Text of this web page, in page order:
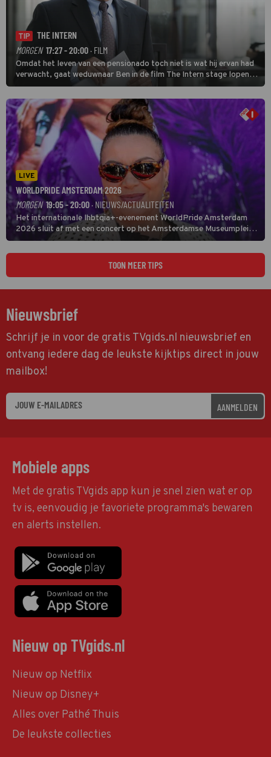
TIP
THE INTERN
MORGEN 17:27 - 20:00· FILM
Omdat het leven van een pensionado toch niet is wat hij ervan had
verwacht, gaat weduwnaar Ben in de film The Intern stage lopen
bij de hippe webwinkel van Jules, wat een gouden zet blijkt te zijn.
LIVE
WORLDPRIDE AMSTERDAM 2026
MORGEN 19:05 - 20:00· NIEUWS/ACTUALITEITEN
Het internationale lhbtqia+-evenement WorldPride Amsterdam
2026 sluit af met een concert op het Amsterdamse Museumplein.
Anita Doth is een van de optredende artiesten. In de jaren 90
veroverde ze de wereld als zangeres van 2Unlimited.
TOON MEER TIPS
Nieuwsbrief
Schrijf je in voor de gratis TVgids.nl nieuwsbrief en
ontvang iedere dag de leukste kijktips direct in jouw
mailbox!
AANMELDEN
Mobiele apps
Met de gratis TVgids app kun je snel zien wat er op
tv is, eenvoudig je favoriete programma's bewaren
en alerts instellen.
Nieuw op TVgids.nl
Nieuw op Netflix
Nieuw op Disney+
Alles over Pathé Thuis
De leukste collecties